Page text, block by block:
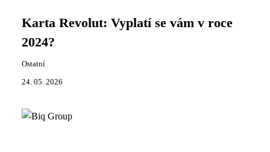
Karta Revolut: Vyplatí se vám v roce
2024?
Ostatní
24. 05. 2026